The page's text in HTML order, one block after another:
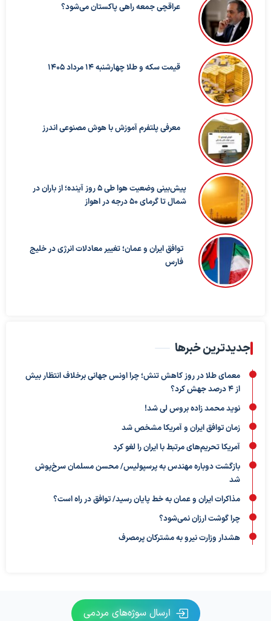
عراقچی جمعه راهی پاکستان می‌شود؟
قیمت سکه و طلا چهارشنبه 14 مرداد 1405
معرفی پلتفرم آموزش با هوش مصنوعی اندرز
پیش‌بینی وضعیت هوا طی ۵ روز آینده؛ از باران در
شمال تا گرمای ۵۰ درجه در اهواز
توافق ایران و عمان؛ تغییر معادلات انرژی در خلیج
فارس
جدیدترین خبرها
معمای طلا در روز کاهش تنش؛ چرا اونس جهانی برخلاف انتظار بیش
از ۴ درصد جهش کرد؟
نوید محمد زاده بروس لی شد!
زمان توافق ایران و آمریکا مشخص شد
آمریکا تحریم‌های مرتبط با ایران را لغو کرد
بازگشت دوباره مهندس به پرسپولیس/ محسن مسلمان سرخ‌پوش
شد
مذاکرات ایران و عمان به خط پایان رسید/ توافق در راه است؟
چرا گوشت ارزان نمی‌شود؟
هشدار وزارت نیرو به مشترکان پرمصرف
ارسال سوژه‌های مردمی